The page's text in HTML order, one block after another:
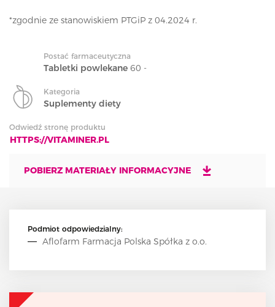
*zgodnie ze stanowiskiem PTGiP z 04.2024 r.
Postać farmaceutyczna
Tabletki powlekane 60 -
Kategoria
Suplementy diety
Odwiedź stronę produktu
HTTPS://VITAMINER.PL
POBIERZ MATERIAŁY INFORMACYJNE
Podmiot odpowiedzialny:
Aflofarm Farmacja Polska Spółka z o.o.